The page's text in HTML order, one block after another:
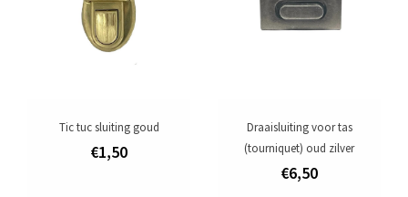
tasfournituren
Verstevigingsmaterialen
Lederen artikelen
Tic tuc sluiting goud
€1,50
Draaisluiting voor tas
(tourniquet) oud zilver
€6,50